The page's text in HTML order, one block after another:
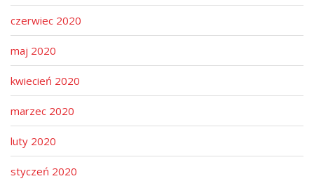
czerwiec 2020
maj 2020
kwiecień 2020
marzec 2020
luty 2020
styczeń 2020